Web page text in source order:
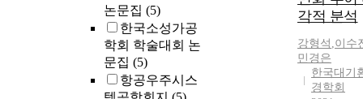
논문집 (5)
한국소성가공
학회 학술대회 논
문집 (5)
항공우주시스
각적 분석
강형석 ,이수
민경은
한국대기
경학회